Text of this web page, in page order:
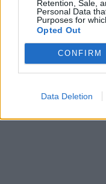
Retention, Sale,
Personal Data
Purposes for
Opted Out
CONFIRM
Data Deletion